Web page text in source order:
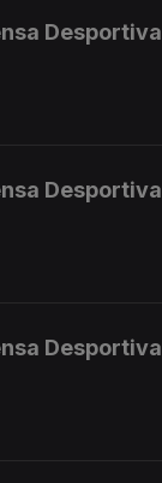
Desportiva
Desportiva
Desportiva